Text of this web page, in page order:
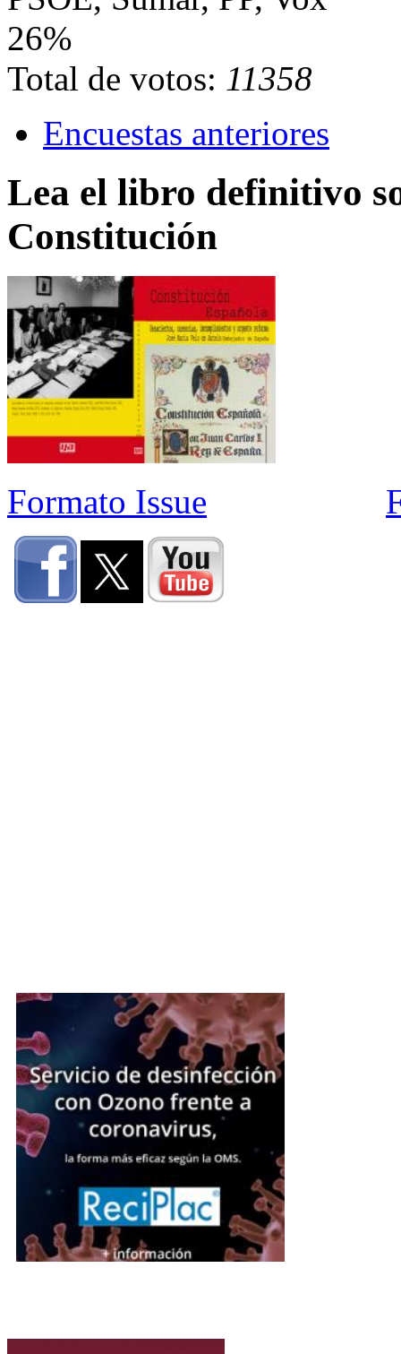
26%
Total de votos: 11358
Encuestas anteriores
Lea el libro definitivo
Constitución
Formato Issue